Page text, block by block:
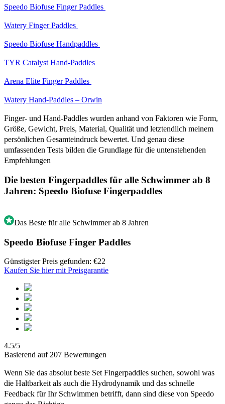
Speedo Biofuse Finger Paddles
Watery Finger Paddles
Speedo Biofuse Handpaddles
TYR Catalyst Hand-Paddles
Arena Elite Finger Paddles
Watery Hand-Paddles – Orwin
Finger- und Hand-Paddles wurden anhand von Faktoren wie Form,
Größe, Gewicht, Preis, Material, Qualität und letztendlich meinem
persönlichen Gesamteindruck bewertet. Und genau diese
umfassenden Tests bilden die Grundlage für die untenstehenden
Empfehlungen
Die besten Fingerpaddles für alle Schwimmer ab 8
Jahren: Speedo Biofuse Fingerpaddles
Das Beste für alle Schwimmer ab 8 Jahren
Speedo Biofuse Finger Paddles
Günstigster Preis gefunden: €22
Kaufen Sie hier mit Preisgarantie
4.5/5
Basierend auf 207 Bewertungen
Wenn Sie das absolut beste Set Fingerpaddles suchen, sowohl was
die Haltbarkeit als auch die Hydrodynamik und das schnelle
Feedback für Ihr Schwimmen betrifft, dann sind diese von Speedo